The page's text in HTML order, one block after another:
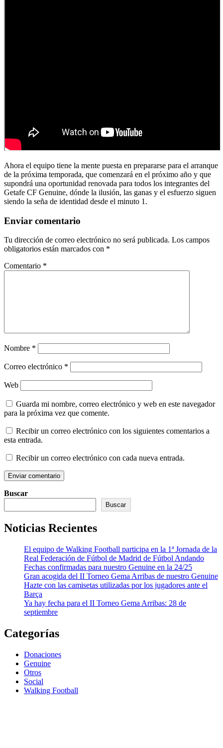
Ahora el equipo tiene la mente puesta en prepararse para el arranque
de la próxima temporada, que comenzará en el próximo año y que
supondrá una oportunidad renovada para todos los integrantes del
Getafe CF Genuine, dónde la ilusión, las ganas y el esfuerzo siguen
siendo la seña de identidad desde el minuto 1.
Enviar comentario
Tu dirección de correo electrónico no será publicada. Los campos
obligatorios están marcados con *
Comentario *
Nombre *
Correo electrónico *
Web
Guarda mi nombre, correo electrónico y web en este navegador
para la próxima vez que comente.
Recibir un correo electrónico con los siguientes comentarios a
esta entrada.
Recibir un correo electrónico con cada nueva entrada.
Buscar
Buscar
Noticias Recientes
El equipo de Walking Football participa en la 1ª Jornada de la
Real Federación de Fútbol de Madrid de Fútbol Andando
Fechas confirmadas para nuestro Genuine en la 24/25
Gran acogida del II Torneo Gema Arribas de nuestro Genuine
Hazte con las camisetas utilizadas por los jugadores ante el
Barça
Ya hay fecha para el II Torneo Gema Arribas: 28 de
septiembre
Categorías
Donaciones
Genuine
Otros
Social
Walking Football